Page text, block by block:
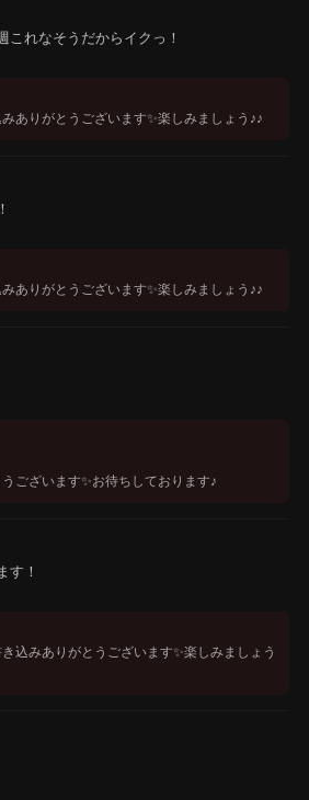
これなそうだからイクっ！
ありがとうございます✨️楽しみましょう♪♪
ありがとうございます✨️楽しみましょう♪♪
ございます✨️お待ちしております♪
す！
込みありがとうございます✨️楽しみましょう